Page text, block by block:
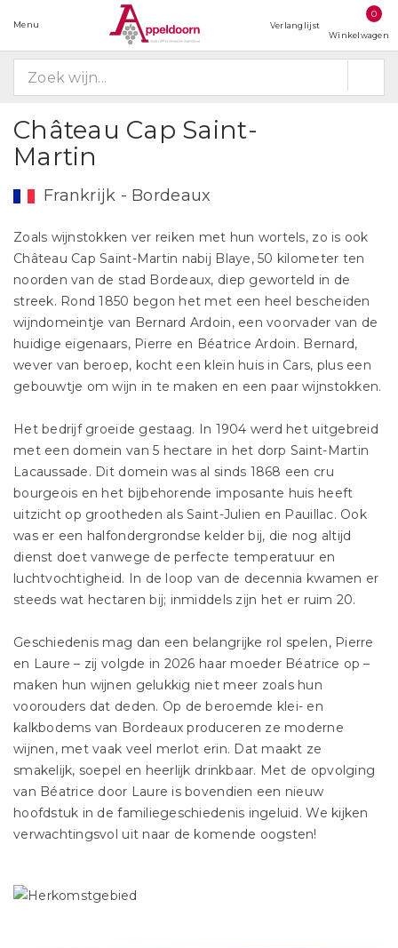
Menu Verlanglijst
0
Winkelwagen
Château Cap Saint-
Martin
Frankrijk - Bordeaux
Zoals wijnstokken ver reiken met hun wortels, zo is ook
Château Cap Saint-Martin nabij Blaye, 50 kilometer ten
noorden van de stad Bordeaux, diep geworteld in de
streek. Rond 1850 begon het met een heel bescheiden
wijndomeintje van Bernard Ardoin, een voorvader van de
huidige eigenaars, Pierre en Béatrice Ardoin. Bernard,
wever van beroep, kocht een klein huis in Cars, plus een
gebouwtje om wijn in te maken en een paar wijnstokken.
Het bedrijf groeide gestaag. In 1904 werd het uitgebreid
met een domein van 5 hectare in het dorp Saint-Martin
Lacaussade. Dit domein was al sinds 1868 een cru
bourgeois en het bijbehorende imposante huis heeft
uitzicht op grootheden als Saint-Julien en Pauillac. Ook
was er een halfondergrondse kelder bij, die nog altijd
dienst doet vanwege de perfecte temperatuur en
luchtvochtigheid. In de loop van de decennia kwamen er
steeds wat hectaren bij; inmiddels zijn het er ruim 20.
Geschiedenis mag dan een belangrijke rol spelen, Pierre
en Laure – zij volgde in 2026 haar moeder Béatrice op –
maken hun wijnen gelukkig niet meer zoals hun
voorouders dat deden. Op de beroemde klei- en
kalkbodems van Bordeaux produceren ze moderne
wijnen, met vaak veel merlot erin. Dat maakt ze
smakelijk, soepel en heerlijk drinkbaar. Met de opvolging
van Béatrice door Laure is bovendien een nieuw
hoofdstuk in de familiegeschiedenis ingeluid. We kijken
verwachtingsvol uit naar de komende oogsten!